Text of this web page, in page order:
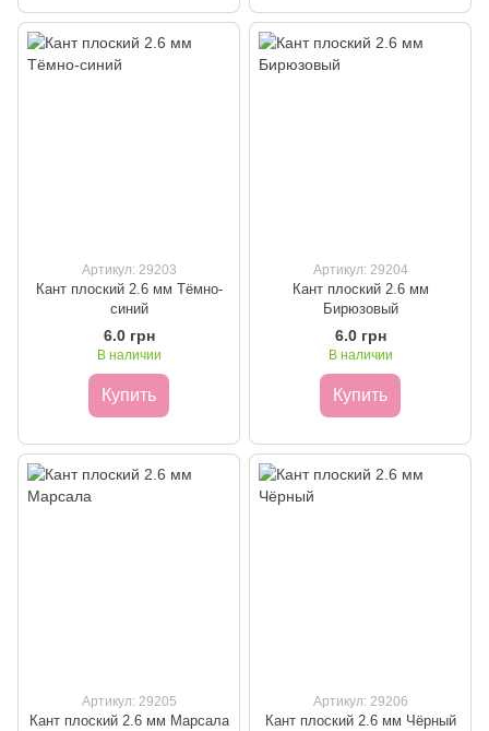
Артикул: 29203
Кант плоский 2.6 мм Тёмно-
синий
6.0 грн
В наличии
Купить
Артикул: 29204
Кант плоский 2.6 мм
Бирюзовый
6.0 грн
В наличии
Купить
Артикул: 29205
Кант плоский 2.6 мм Марсала
Артикул: 29206
Кант плоский 2.6 мм Чёрный